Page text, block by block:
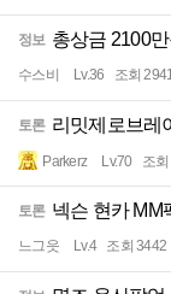
정보 총상금 2100
수스비 Lv.36 조회
토론 리밋제로브레
Parkerz Lv.70 조
토론 넥슨 현카 MM
느그읏 Lv.4 조회 3442